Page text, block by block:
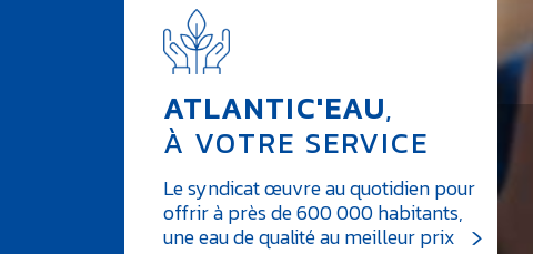
ATLANTIC'EAU,
À VOTRE SERVICE
Le syndicat œuvre au quotidien pour
offrir à près de 600 000 habitants,
une eau de qualité au meilleur prix